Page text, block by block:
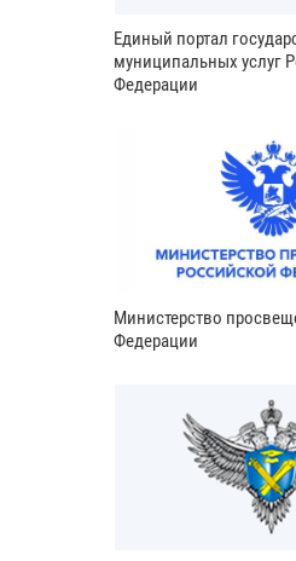
Единый портал
муниципальных услуг
Федерации
Министерство
Федерации